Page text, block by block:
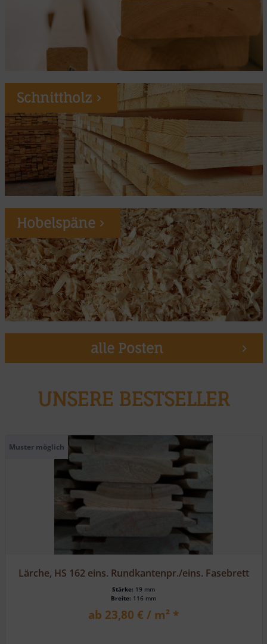
Schnittholz
Hobelspäne
alle Posten
UNSERE BESTSELLER
Muster möglich
Lärche, HS 162 eins. Rundkantenpr./eins. Fasebrett
Stärke: 19 mm
Breite: 116 mm
ab 23,80 € / m² *